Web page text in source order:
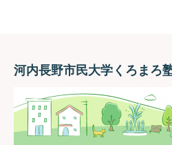
河内長野市民大学くろまろ